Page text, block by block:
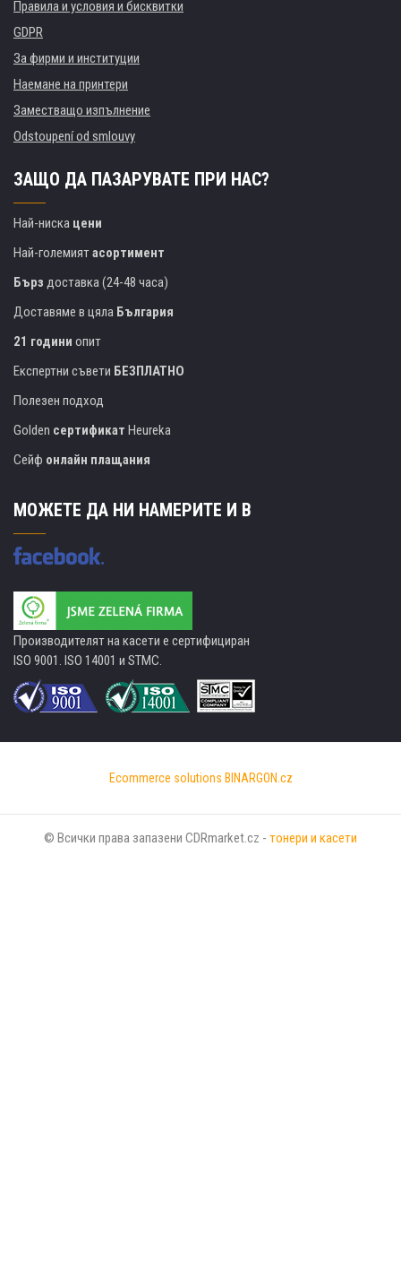
Правила и условия и бисквитки
GDPR
За фирми и институции
Наемане на принтери
Заместващо изпълнение
Odstoupení od smlouvy
ЗАЩО ДА ПАЗАРУВАТЕ ПРИ НАС?
Най-ниска цени
Най-големиятасортимент
Бърз доставка (24-48 часа)
Доставяме в цяла България
21 години опит
Експертни съвети БЕЗПЛАТНО
Полезен подход
Golden сертификат Heureka
Сейф онлайн плащания
МОЖЕТЕ ДА НИ НАМЕРИТЕ И В
Производителят на касети е сертифициран
ISO 9001. ISO 14001 и STMC.
Ecommerce solutions BINARGON.cz
© Всички права запазени CDRmarket.cz - тонери и касети